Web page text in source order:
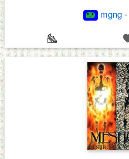
mgng-